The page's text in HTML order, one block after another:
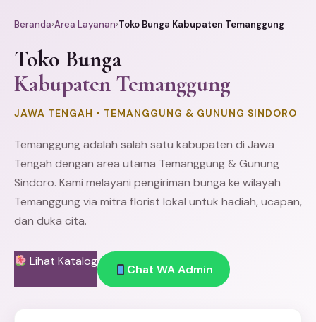
Beranda›Area Layanan›Toko Bunga Kabupaten Temanggung
Toko Bunga
Kabupaten Temanggung
JAWA TENGAH • TEMANGGUNG & GUNUNG SINDORO
Temanggung adalah salah satu kabupaten di Jawa
Tengah dengan area utama Temanggung & Gunung
Sindoro. Kami melayani pengiriman bunga ke wilayah
Temanggung via mitra florist lokal untuk hadiah, ucapan,
dan duka cita.
Lihat Katalog
Chat WA Admin